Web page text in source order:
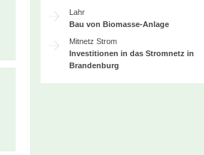
Lahr
Bau von Biomasse-Anlage
Mitnetz Strom
Investitionen in das Stromnetz in
Brandenburg